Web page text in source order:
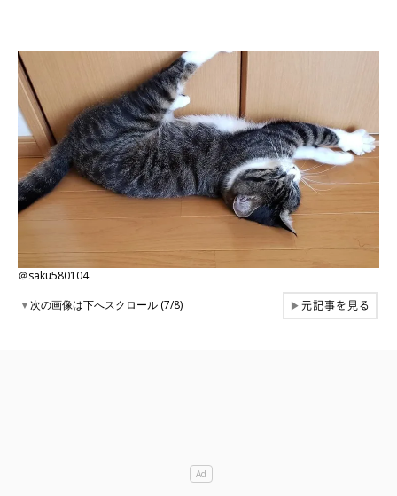
＠saku580104
▼次の画像は下へスクロール (7/8) ▶元記事を見る